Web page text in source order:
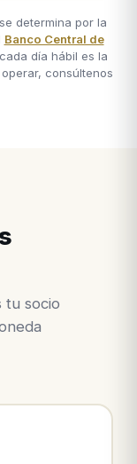
determina por la
Banco Central de
día hábil es la
consúltenos
tu socio